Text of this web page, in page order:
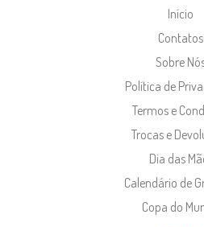
Início
Contatos
Sobre
Política de
Termos e
Trocas e
Dia das
Calendário de
Copa do